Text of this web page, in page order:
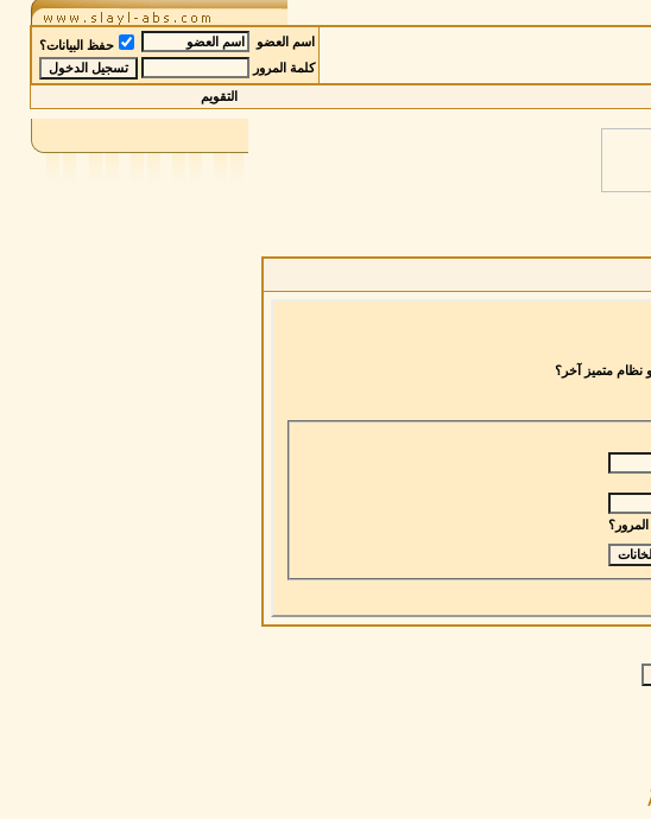
اسم العضو
حفظ البيانات؟
كلمة المرور
التقويم
نظام متميز آخر؟